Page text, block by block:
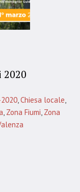
Chiesa locale
Zona Fiumi Zona